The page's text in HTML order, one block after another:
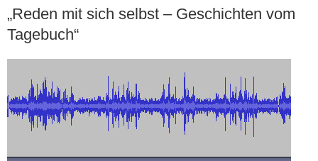
„Reden mit sich selbst – Geschichten vom
Tagebuch“